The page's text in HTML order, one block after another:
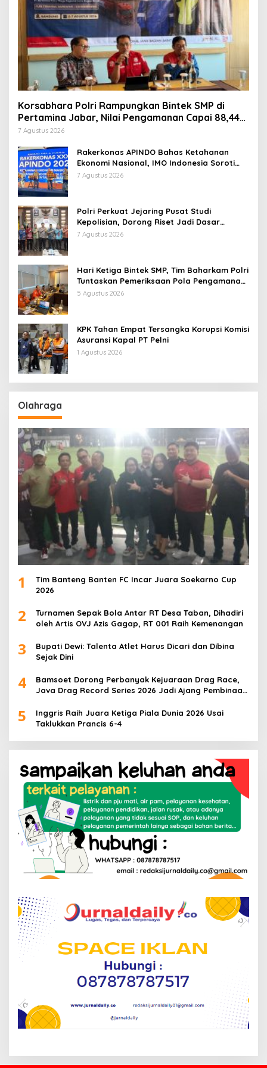
Korsabhara Polri Rampungkan Bintek SMP di
Pertamina Jabar, Nilai Pengamanan Capai 88,44
Persen
7 Agustus 2026
Rakerkonas APINDO Bahas Ketahanan
Ekonomi Nasional, IMO Indonesia Soroti
Pentingnya Kolaborasi Lintas Sektor
7 Agustus 2026
Polri Perkuat Jejaring Pusat Studi
Kepolisian, Dorong Riset Jadi Dasar
Kebijakan dan Inovasi
7 Agustus 2026
Hari Ketiga Bintek SMP, Tim Baharkam Polri
Tuntaskan Pemeriksaan Pola Pengamanan
Pertamina Patra Niaga Jabar
5 Agustus 2026
KPK Tahan Empat Tersangka Korupsi Komisi
Asuransi Kapal PT Pelni
1 Agustus 2026
Olahraga
1
Tim Banteng Banten FC Incar Juara Soekarno Cup
2026
2
Turnamen Sepak Bola Antar RT Desa Taban, Dihadiri
oleh Artis OVJ Azis Gagap, RT 001 Raih Kemenangan
3
Bupati Dewi: Talenta Atlet Harus Dicari dan Dibina
Sejak Dini
4
Bamsoet Dorong Perbanyak Kejuaraan Drag Race,
Java Drag Record Series 2026 Jadi Ajang Pembinaan
5
Inggris Raih Juara Ketiga Piala Dunia 2026 Usai
Taklukkan Prancis 6-4